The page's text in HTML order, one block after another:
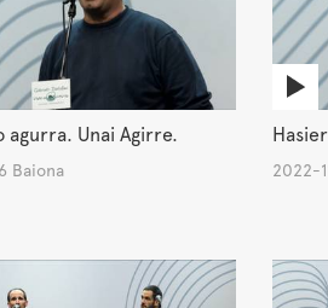
agurra. Unai Agirre.
Baiona 2022-